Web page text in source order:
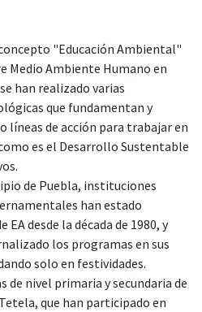
"Educación Ambiental"
Medio Ambiente Humano en
han realizado varias
que fundamentan y
líneas de acción para trabajar en
es el Desarrollo Sustentable
de Puebla, instituciones
han estado
desde la década de 1980, y
los programas en sus
solo en festividades.
de nivel primaria y secundaria de
que han participado en